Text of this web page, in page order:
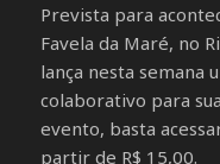
Prevista para
Favela da Maré, no
lança nesta semana
colaborativo para
evento, basta
partir de R$ 15,00.